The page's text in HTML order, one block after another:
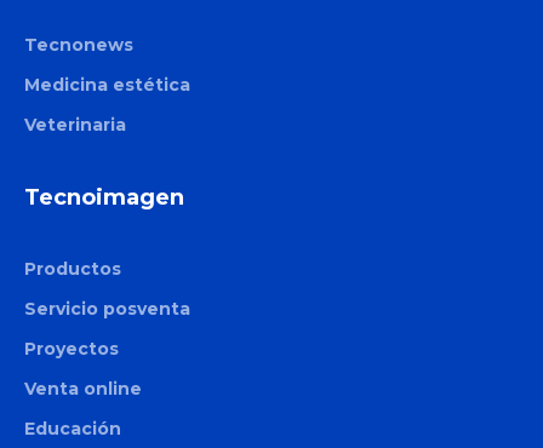
Tecnonews
Medicina estética
Veterinaria
Tecnoimagen
Productos
Servicio posventa
Proyectos
Venta online
Educación